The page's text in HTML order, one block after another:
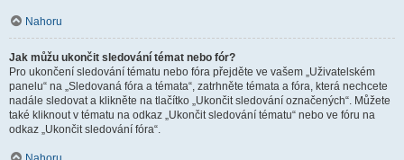
Nahoru
Jak můžu ukončit sledování témat nebo fór?
Pro ukončení sledování tématu nebo fóra přejděte ve vašem „Uživatelském
panelu“ na „Sledovaná fóra a témata“, zatrhněte témata a fóra, která nechcete
nadále sledovat a klikněte na tlačítko „Ukončit sledování označených“. Můžete
také kliknout v tématu na odkaz „Ukončit sledování tématu“ nebo ve fóru na
odkaz „Ukončit sledování fóra“.